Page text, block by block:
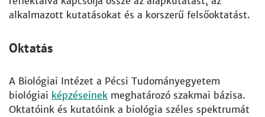
alkalmazott kutatásokat és a korszerű felsőoktatást.
Oktatás
A Biológiai Intézet a Pécsi Tudományegyetem
biológiai képzéseinek meghatározó szakmai bázisa.
Oktatóink és kutatóink a biológia széles spektrumát